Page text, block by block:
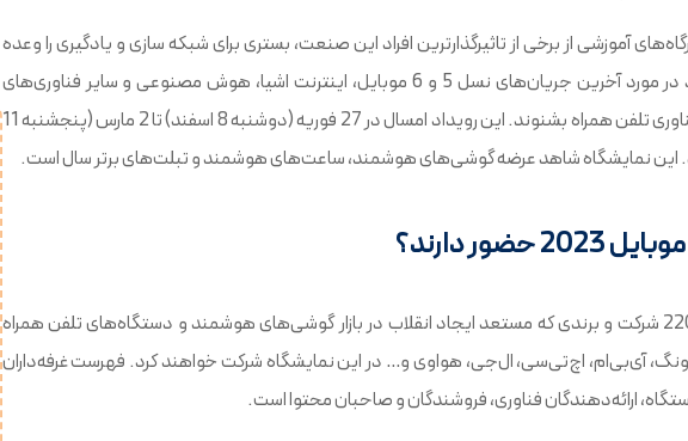
آموزشی از برخی از تاثیرگذارترین افراد این صنعت، بستری برای شبکه سازی و یادگیری را وعده
می‌دهد. شرکت‌کنندگان این رویداد انتظار دارند در مورد آخرین جریان‌های نسل 5 و 6 موبایل، اینترنت اشیا، هوش مصنوعی و سایر فناوری‌های
نوظهور و همچنین نحوه شکل دادن به آینده فناوری تلفن همراه بشنوند. این رویداد امسال در 27 فوریه (دوشنبه 8 اسفند) تا 2 مارس (پنجشنبه 11
شد. این نمایشگاه شاهد عرضه گوشی‌های هوشمند، ساعت‌های هوشمند و تبلت‌های برتر سال است.
دارند؟
کنگره جهانی موبایل 2023 با حضور بیش از 2200 شرکت و برندی که مستعد ایجاد انقلاب در بازار گوشی‌های هوشمند و دستگاه‌های تلفن همراه
آی‌بی‌ام، اچ‌تی‌سی، ال‌جی، هواوی و… در این نمایشگاه شرکت خواهند کرد. فهرست غرفه‌داران
ارائه‌دهندگان فناوری، فروشندگان و صاحبان محتوا است.